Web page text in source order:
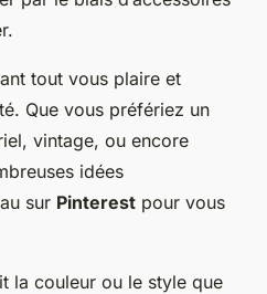
tout vous plaire et
Que vous préfériez un
vintage, ou encore
idées
sur Pinterest pour vous
la couleur ou le style que